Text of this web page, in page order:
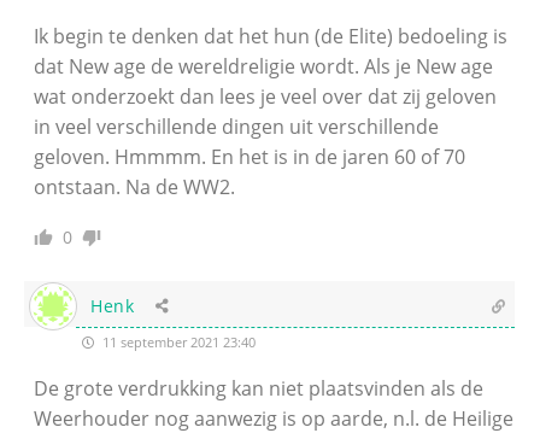
Ik begin te denken dat het hun (de Elite) bedoeling is
dat New age de wereldreligie wordt. Als je New age
wat onderzoekt dan lees je veel over dat zij geloven
in veel verschillende dingen uit verschillende
geloven. Hmmmm. En het is in de jaren 60 of 70
ontstaan. Na de WW2.
0
Henk
11 september 2021 23:40
De grote verdrukking kan niet plaatsvinden als de
Weerhouder nog aanwezig is op aarde, n.l. de Heilige